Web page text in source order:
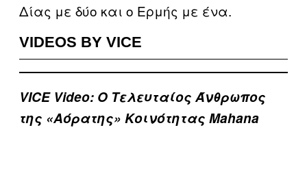
Δίας με δύο και ο Ερμής με ένα.
VIDEOS BY VICE
VICE Video: Ο Τελευταίος Άνθρωπος
της «Αόρατης» Κοινότητας Mahana